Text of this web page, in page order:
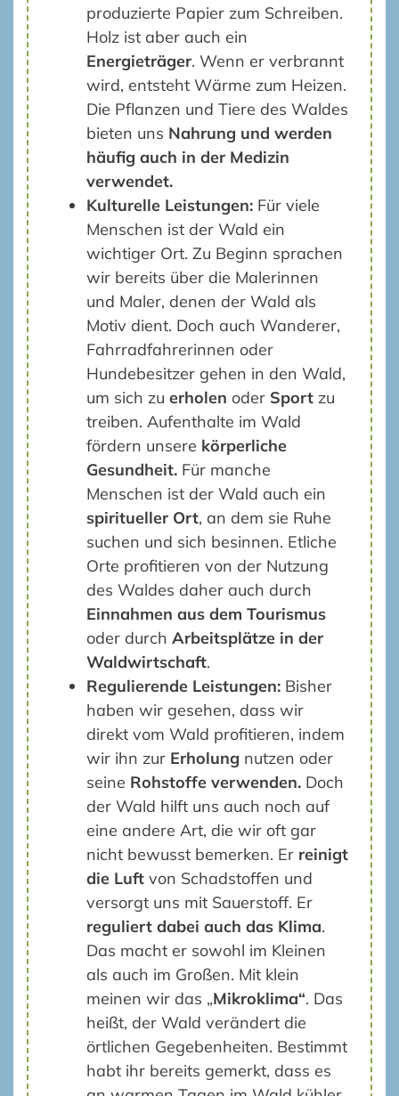
produzierte Papier zum Schreiben.
Holz ist aber auch ein
Energieträger. Wenn er verbrannt
wird, entsteht Wärme zum Heizen.
Die Pflanzen und Tiere des Waldes
bieten uns Nahrung und werden
häufig auch in der Medizin
verwendet.
Kulturelle Leistungen: Für viele
Menschen ist der Wald ein
wichtiger Ort. Zu Beginn sprachen
wir bereits über die Malerinnen
und Maler, denen der Wald als
Motiv dient. Doch auch Wanderer,
Fahrradfahrerinnen oder
Hundebesitzer gehen in den Wald,
um sich zu erholen oder Sport zu
treiben. Aufenthalte im Wald
fördern unsere körperliche
Gesundheit. Für manche
Menschen ist der Wald auch ein
spiritueller Ort, an dem sie Ruhe
suchen und sich besinnen. Etliche
Orte profitieren von der Nutzung
des Waldes daher auch durch
Einnahmen aus dem Tourismus
oder durch Arbeitsplätze in der
Waldwirtschaft.
Regulierende Leistungen: Bisher
haben wir gesehen, dass wir
direkt vom Wald profitieren, indem
wir ihn zur Erholung nutzen oder
seine Rohstoffe verwenden. Doch
der Wald hilft uns auch noch auf
eine andere Art, die wir oft gar
nicht bewusst bemerken. Er reinigt
die Luft von Schadstoffen und
versorgt uns mit Sauerstoff. Er
reguliert dabei auch das Klima.
Das macht er sowohl im Kleinen
als auch im Großen. Mit klein
meinen wir das „Mikroklima“. Das
heißt, der Wald verändert die
örtlichen Gegebenheiten. Bestimmt
habt ihr bereits gemerkt, dass es